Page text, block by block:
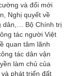
và đổi mới
Nghị quyết về
dân,… Bộ Chính trị
tác người Việt
quan tâm lãnh
tác dân vận
làm chủ của
phát triển đất